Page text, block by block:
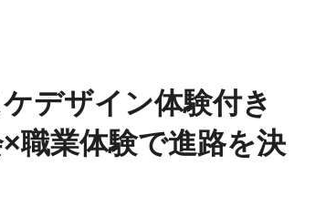
デザイン体験付き
職業体験で進路を決